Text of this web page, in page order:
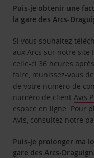
Puis-je obtenir une
la gare des Arcs-
Si vous souhaitez
aux Arcs sur notre site
celle-ci 36 heures
faire, munissez-vous
de votre numéro de
numéro de client Avis
espace en ligne. Pour
Avis, consultez notre
Puis-je prolonger ma
gare des Arcs-